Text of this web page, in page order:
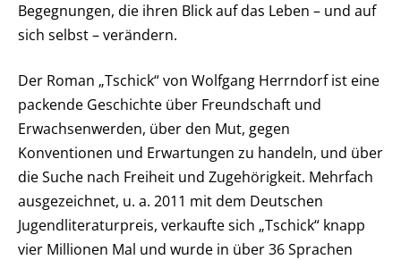
Begegnungen, die ihren Blick auf das Leben – und auf
sich selbst – verändern.
Der Roman „Tschick“ von Wolfgang Herrndorf ist eine
packende Geschichte über Freundschaft und
Erwachsenwerden, über den Mut, gegen
Konventionen und Erwartungen zu handeln, und über
die Suche nach Freiheit und Zugehörigkeit. Mehrfach
ausgezeichnet, u. a. 2011 mit dem Deutschen
Jugendliteraturpreis, verkaufte sich „Tschick“ knapp
vier Millionen Mal und wurde in über 36 Sprachen